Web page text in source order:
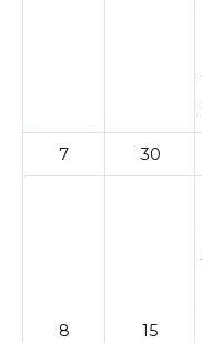
7 30
8 15